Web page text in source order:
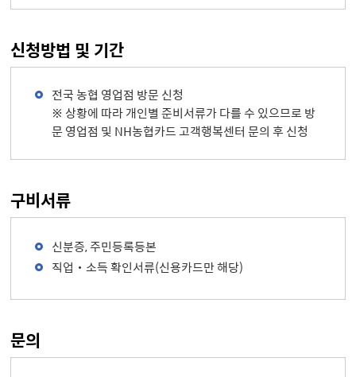
신청방법 및 기간
전국 농협 영업점 방문 신청
※ 상황에 따라 개인별 준비서류가 다를 수 있으므로 방
문 영업점 및 NH농협카드 고객행복센터 문의 후 신청
구비서류
신분증, 주민등록등본
직업‧소득 확인서류(신용카드만 해당)
문의